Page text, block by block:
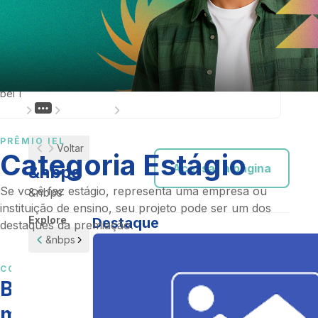
1
Voltar
&nbps
&nbps
Acessar a página
Explore
&nbps
Destaque
PRÊMIO IEL
Categoria Estágio
Se você faz estágio, representa uma empresa ou
instituição de ensino, seu projeto pode ser um dos
destaques da premiação.
CONHEÇA A PREMIAÇÃO
Boas práticas de estágio